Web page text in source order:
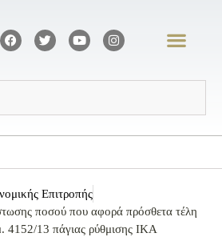
Επιτροπής
ποσού που αφορά πρόσθετα τέλη
4152/13 πάγιας ρύθμισης ΙΚΑ